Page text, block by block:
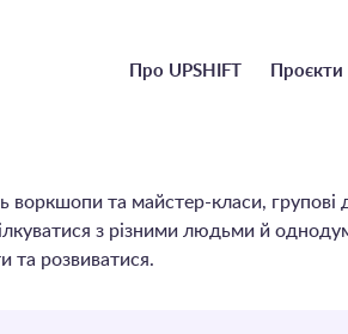
Головне
Про UPSHIFT Проєкти
та майстер-класи, групові
з різними людьми й
та розвиватися.